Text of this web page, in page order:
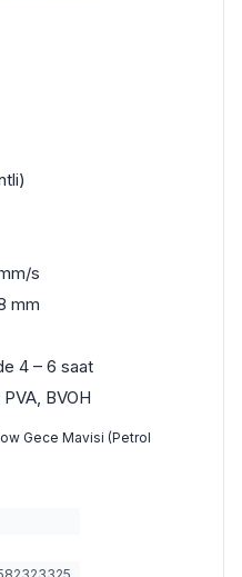
s
mm
4 – 6 saat
BVOH
Gece Mavisi (Petrol